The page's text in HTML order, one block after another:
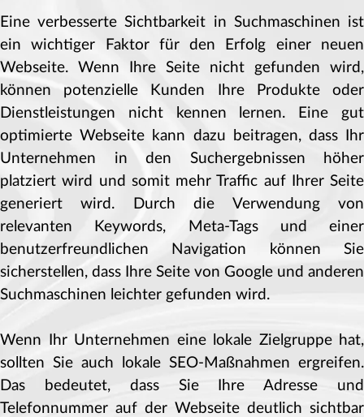
Eine verbesserte Sichtbarkeit in Suchmaschinen ist
ein wichtiger Faktor für den Erfolg einer neuen
Webseite. Wenn Ihre Seite nicht gefunden wird,
können potenzielle Kunden Ihre Produkte oder
Dienstleistungen nicht kennen lernen. Eine gut
optimierte Webseite kann dazu beitragen, dass Ihr
Unternehmen in den Suchergebnissen höher
platziert wird und somit mehr Traffic auf Ihrer Seite
generiert wird. Durch die Verwendung von
relevanten Keywords, Meta-Tags und einer
benutzerfreundlichen Navigation können Sie
sicherstellen, dass Ihre Seite von Google und anderen
Suchmaschinen leichter gefunden wird.
Wenn Ihr Unternehmen eine lokale Zielgruppe hat,
sollten Sie auch lokale SEO-Maßnahmen ergreifen.
Das bedeutet, dass Sie Ihre Adresse und
Telefonnummer auf der Webseite deutlich sichtbar